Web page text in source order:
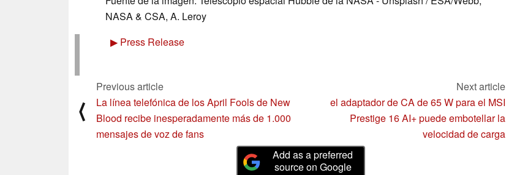
NASA & CSA, A. Leroy
▶ Press Release
⟨
Previous article
La línea telefónica de los April Fools de New
Blood recibe inesperadamente más de 1.000
mensajes de voz de fans
Next article
el adaptador de CA de 65 W para el MSI
Prestige 16 AI+ puede embotellar la
velocidad de carga
Add as a preferred
source on Google